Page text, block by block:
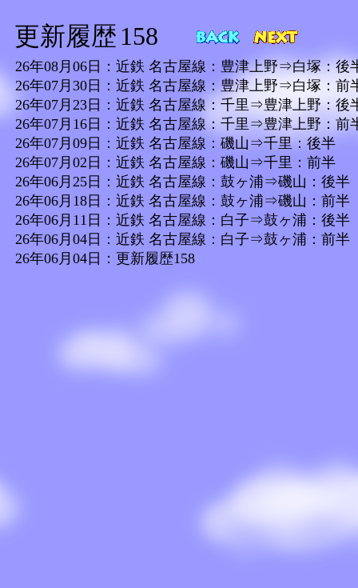
更新履歴158
26年08月06日：近鉄 名古屋線：豊津上野⇒白塚：後
26年07月30日：近鉄 名古屋線：豊津上野⇒白塚：前
26年07月23日：近鉄 名古屋線：千里⇒豊津上野：後
26年07月16日：近鉄 名古屋線：千里⇒豊津上野：前
26年07月09日：近鉄 名古屋線：磯山⇒千里：後半
26年07月02日：近鉄 名古屋線：磯山⇒千里：前半
26年06月25日：近鉄 名古屋線：鼓ヶ浦⇒磯山：後半
26年06月18日：近鉄 名古屋線：鼓ヶ浦⇒磯山：前半
26年06月11日：近鉄 名古屋線：白子⇒鼓ヶ浦：後半
26年06月04日：近鉄 名古屋線：白子⇒鼓ヶ浦：前半
26年06月04日：更新履歴158